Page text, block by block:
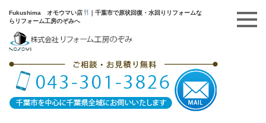
Fukushima オモウマい店
｜千葉市で原状回復・水回りリフォームな
らリフォーム工房のぞみへ